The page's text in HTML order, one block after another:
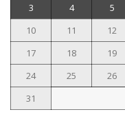
3
4 5
10
11 12
17
18 19
24
25 26
31